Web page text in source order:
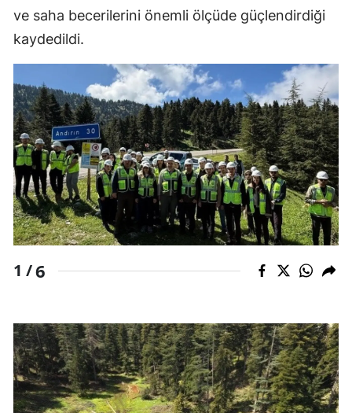
ve saha becerilerini önemli ölçüde güçlendirdiği
kaydedildi.
1 /6